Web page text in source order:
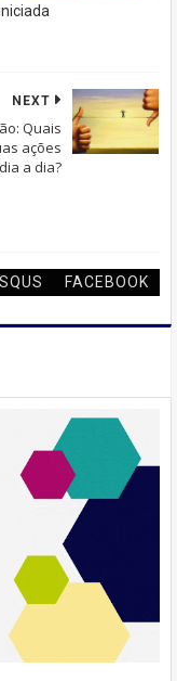
NEXT
Quais
ações
a dia?
FACEBOOK